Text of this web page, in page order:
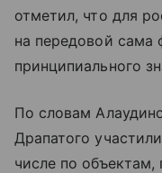
отметил, что для
на передовой сама
принципиального
По словам
Драпатого
числе по объектам,